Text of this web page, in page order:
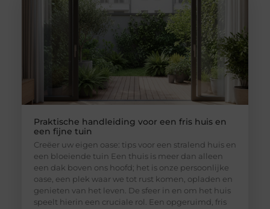
Praktische handleiding voor een fris huis en
een fijne tuin
Creëer uw eigen oase: tips voor een stralend huis en
een bloeiende tuin Een thuis is meer dan alleen
een dak boven ons hoofd; het is onze persoonlijke
oase, een plek waar we tot rust komen, opladen en
genieten van het leven. De sfeer in en om het huis
speelt hierin een cruciale rol. Een opgeruimd, fris